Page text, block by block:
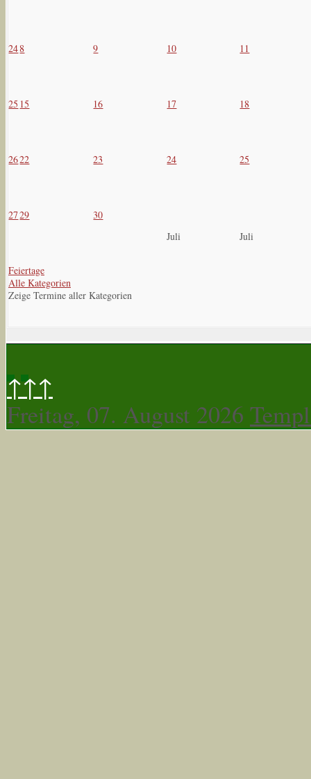
248 9 10 11
25 15 16 17 18
2622 23 24 25
2729
30
Juli
Juli
Feiertage
Alle Kategorien
Zeige Termine aller Kategorien
↑↑↑
Freitag, 07. August 2026